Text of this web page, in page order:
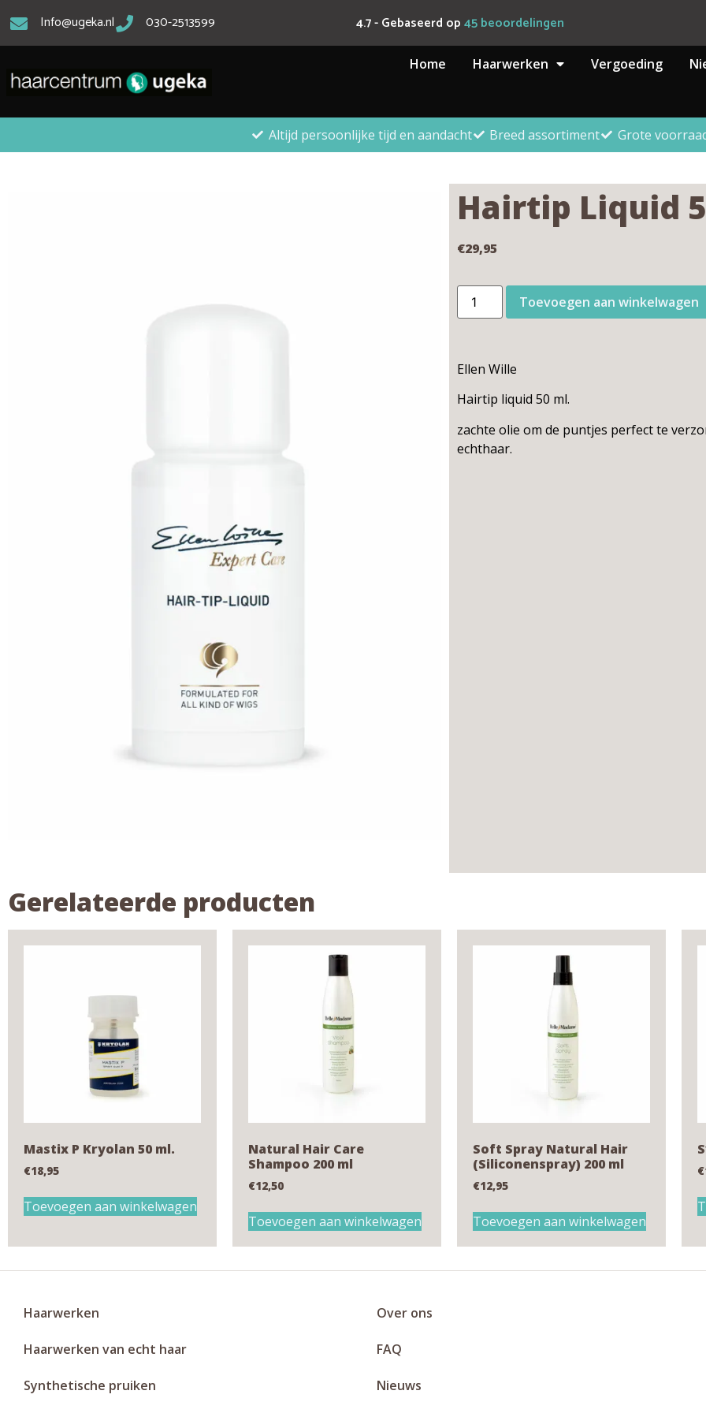
Info@ugeka.nl 030-2513599 4.7- Gebaseerd op45beoordelingen
Home Haarwerken Vergoeding
Altijd persoonlijke tijd en aandacht
Breed assortiment Grote
Hairtip Liquid
€29,95
Toevoegen aan winkelwagen
Ellen Wille
Hairtip liquid 50 ml.
zachte olie om de puntjes perfect te
echthaar.
Gerelateerde producten
Mastix P Kryolan 50 ml.
€18,95
Toevoegen aan winkelwagen
Natural Hair Care
Shampoo 200 ml
€12,50
Toevoegen aan winkelwagen
Soft Spray Natural Hair
(Siliconenspray) 200 ml
€12,95
Toevoegen aan winkelwagen
€
Haarwerken
Haarwerken van echt haar
Synthetische pruiken
Over ons
FAQ
Nieuws